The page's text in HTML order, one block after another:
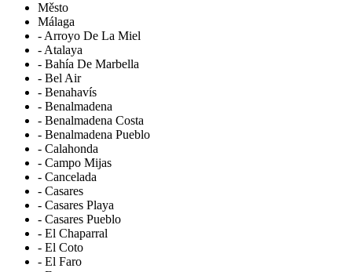
Město
Málaga
- Arroyo De La Miel
- Atalaya
- Bahía De Marbella
- Bel Air
- Benahavís
- Benalmadena
- Benalmadena Costa
- Benalmadena Pueblo
- Calahonda
- Campo Mijas
- Cancelada
- Casares
- Casares Playa
- Casares Pueblo
- El Chaparral
- El Coto
- El Faro